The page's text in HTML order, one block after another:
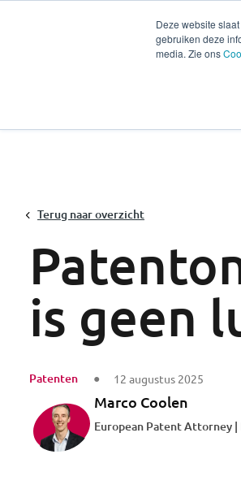
Deze website
gebruiken deze
media. Zie ons
Terug naar overzicht
is geen
Patenten 12 augustus 2025
Marco Coolen
European Patent Attorney